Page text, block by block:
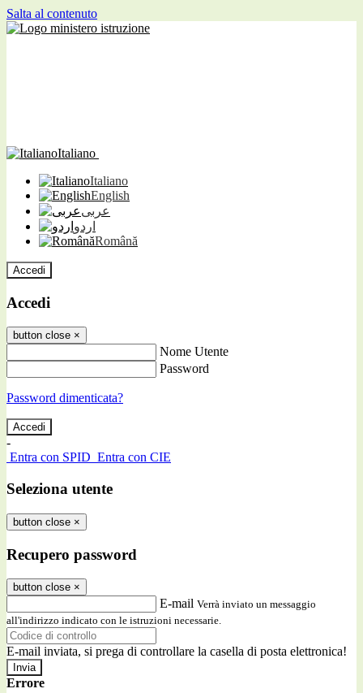
Salta al contenuto
Italiano
Italiano
English
عربى
اردو
Română
Accedi
Accedi
button close ×
Nome Utente
Password
Password dimenticata?
-
Entra con SPID Entra con CIE
Seleziona utente
button close ×
Recupero password
button close ×
E-mail Verrà inviato un messaggio
all'indirizzo indicato con le istruzioni necessarie.
E-mail inviata, si prega di controllare la casella di posta elettronica!
Errore